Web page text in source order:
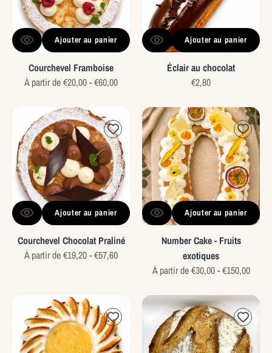
Ajouter au panier
Courchevel Framboise
Prix
À partir de €20,00 - €60,00
Ajouter au panier
Éclair au chocolat
Prix
€2,80
Courchevel
Chocolat
Praliné
Ajouter au panier
Courchevel Chocolat Praliné
Prix
À partir de €19,20 - €57,60
Number
Cake
-
Fruits
exotiques
Ajouter au panier
Number Cake - Fruits
exotiques
Prix
À partir de €30,00 - €150,00
citron
meringuée
Pain
Gaults